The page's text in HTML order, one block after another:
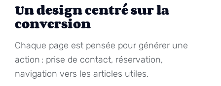
Un design centré sur la
conversion
Chaque page est pensée pour générer une
action : prise de contact, réservation,
navigation vers les articles utiles.